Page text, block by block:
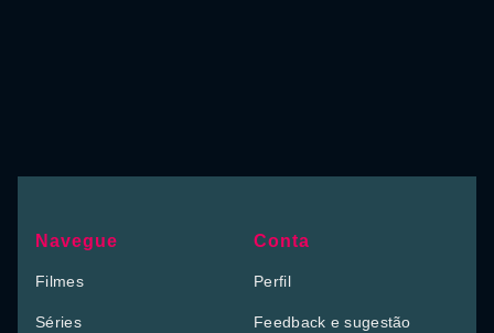
Navegue
Filmes
Séries
Conta
Perfil
Feedback e sugestão